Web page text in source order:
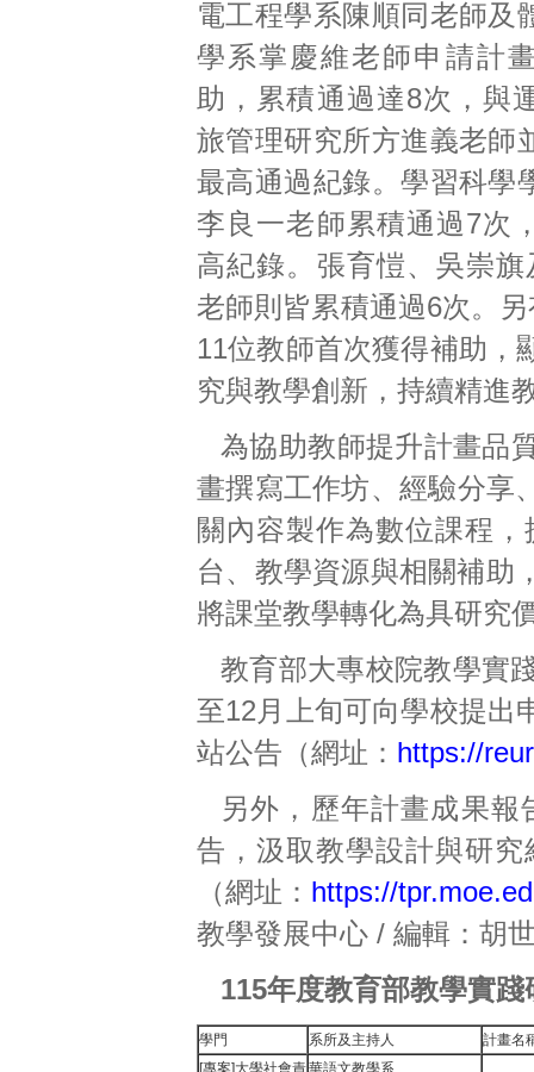
電工程學系陳順同老師及
學系掌慶維老師申請計
助，累積通過達8次，與
旅管理研究所方進義老師
最高通過紀錄。學習科學
李良一老師累積通過7次
高紀錄。張育愷、吳崇
老師則皆累積通過6次。
11位教師首次獲得補助，
究與教學創新，持續精進
為協助教師提升計畫品
畫撰寫工作坊、經驗分享
關內容製作為數位課程
台、教學資源與相關補助
將課堂教學轉化為具研究
教育部大專校院教學實
至12月上旬可向學校提出
站公告（網址： https://
另外，歷年計畫成果
告，汲取教學設計與研
（網址： https://
教學發展中心 / 編輯：胡
115年度教育部教學實
學門 系所及主持人
計畫名
[專案]大學社會責華語文教學系